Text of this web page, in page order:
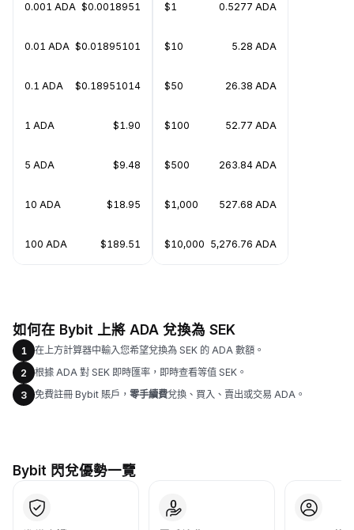
0.001 ADA $0.0018951
0.01 ADA $0.01895101
0.1 ADA $0.18951014
1 ADA $1.90
5 ADA $9.48
10 ADA $18.95
100 ADA $189.51
$1 0.5277 ADA
$10 5.28 ADA
$50 26.38 ADA
$100 52.77 ADA
$500 263.84 ADA
$1,000 527.68 ADA
$10,000 5,276.76 ADA
如何在 Bybit 上將 ADA 兌換為 SEK
1
在上方計算器中輸入您希望兌換為 SEK 的 ADA 數額。
2
根據 ADA 對 SEK 即時匯率，即時查看等值 SEK。
3
免費註冊 Bybit 賬戶， 零手續費兌換、買入、賣出或交易 ADA。
Bybit 閃兌優勢一覽